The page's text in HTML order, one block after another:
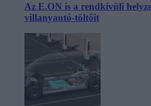
Az E.ON is a rendkívüli
villanyautó-töltőit